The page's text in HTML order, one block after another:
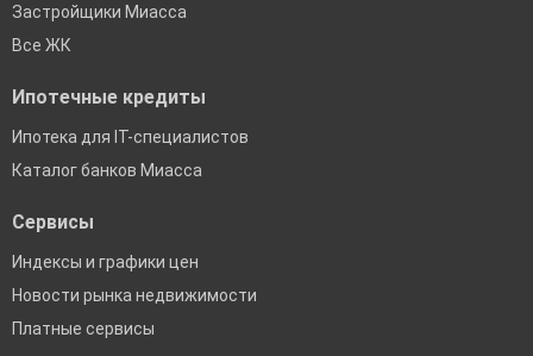
Застройщики Миасса
Все ЖК
Ипотечные кредиты
Ипотека для IT-специалистов
Каталог банков Миасса
Сервисы
Индексы и графики цен
Новости рынка недвижимости
Платные сервисы